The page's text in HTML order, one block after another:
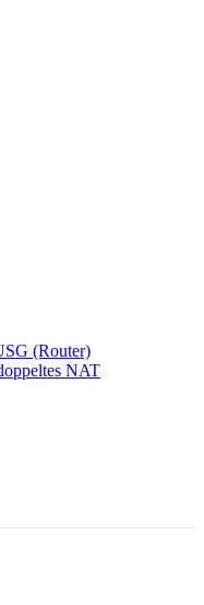
(Router)
NAT